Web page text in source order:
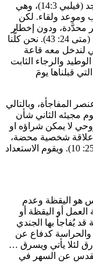
إننا مدعوون كي نذهب للقاء المسيح في المجد (فيلبي 14:3)، وهي
وموعد ولقاء. لكن
محدَّدة، ودون إخطار
سابق (مرقس 13: 35) شأن مجيء لص الليل (متى 24: 43). نحن كلُّنا
لندخل معه قاعة
والرجاء الثابت
قبلناها يومَ
المفاجأة، وبالتالي
مجيئه الثاني شأن
لا يمكن شراؤه او
علاقة شخصية محضة،
والاستعداد يؤهلنا لدخول ردهة العرس (متى 25: 10). ويقوم الاستعداد
هو اليقظة وعدم
العمل أو اليقظة أو
قد يُفاجأ بها الجندي
والحراسة كدفاع عن
لئلا يأتي ويسرق …
عن السهر في